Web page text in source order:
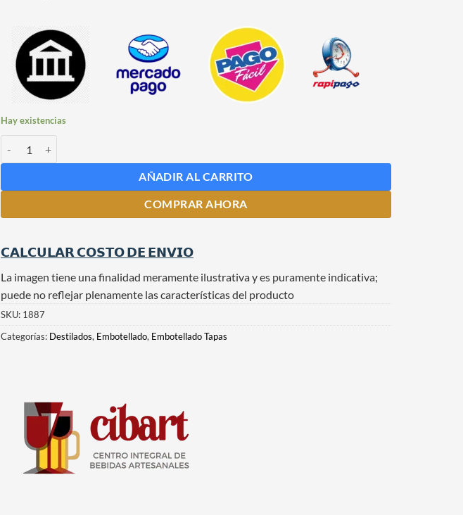
Hay existencias
AÑADIR AL CARRITO
COMPRAR AHORA
𝗖𝗔𝗟𝗖𝗨𝗟𝗔𝗥 𝗖𝗢𝗦𝗧𝗢 𝗗𝗘 𝗘𝗡𝗩𝗜𝗢
La imagen tiene una finalidad meramente ilustrativa y es puramente indicativa;
puede no reflejar plenamente las características del producto
SKU: 1887
Categorías: Destilados, Embotellado, Embotellado Tapas